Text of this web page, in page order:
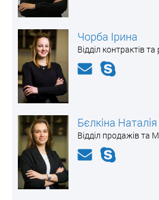
Чорба Ірина
Відділ контрактів
Бєлкіна Наталія
Відділ продажів та